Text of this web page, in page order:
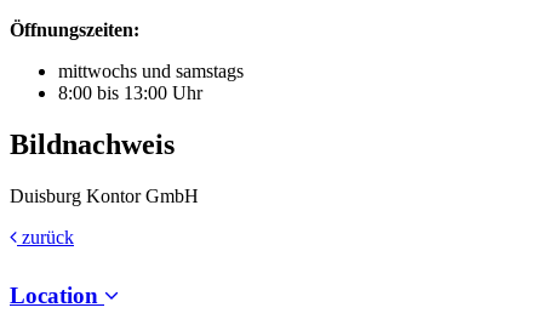
Öffnungszeiten:
mittwochs und samstags
8:00 bis 13:00 Uhr
Bildnachweis
Duisburg Kontor GmbH
zurück
Location